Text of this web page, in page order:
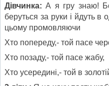
Дівчинка: А я гру знаю!
беруться за руки і йдуть в
цьому промовляючи
Хто попереду,- той пасе
Хто позаду,- той пасе жабу,
Хто усередині,- той в